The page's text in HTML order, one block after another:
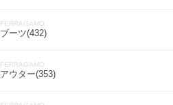
FERRAGAMO
ブーツ(432)
FERRAGAMO
アウター(353)